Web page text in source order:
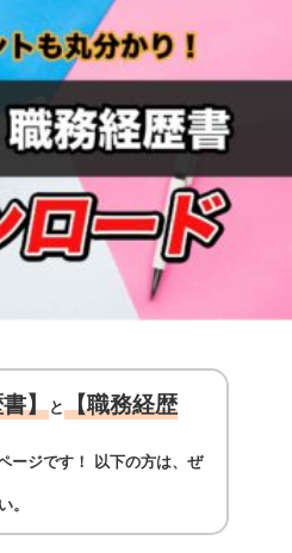
】と【職務経歴
ージです！ 以下の方は、ぜ
。